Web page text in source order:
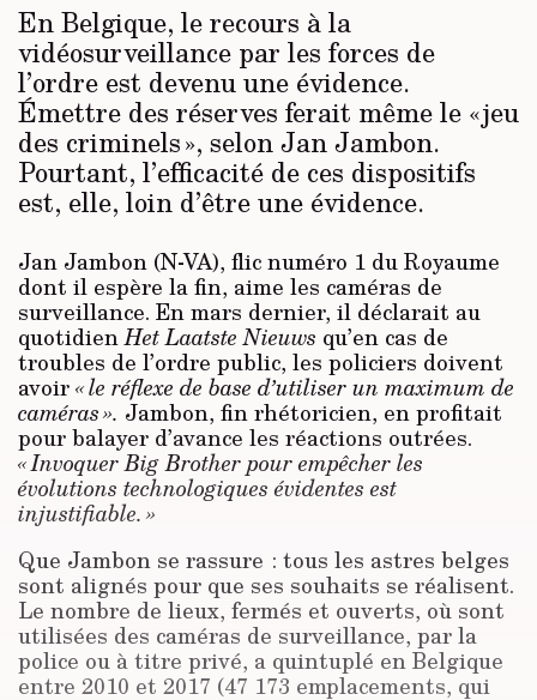
En Belgique, le recours à la
vidéosurveillance par les forces de
l’ordre est devenu une évidence.
Émettre des réserves ferait même le « jeu
des criminels », selon Jan Jambon.
Pourtant, l’efficacité de ces dispositifs
est, elle, loin d’être une évidence.
Jan Jambon (N-VA), flic numéro 1 du Royaume
dont il espère la fin, aime les caméras de
surveillance. En mars dernier, il déclarait au
quotidienHet Laatste Nieuws qu’en cas de
troubles de l’ordre public, les policiers doivent
avoir« le réflexe de base d’utiliser un maximum de
caméras ». Jambon, fin rhétoricien, en profitait
pour balayer d’avance les réactions outrées.
« Invoquer Big Brother pour empêcher les
évolutions technologiques évidentes est
injustifiable. »
Que Jambon se rassure : tous les astres belges
sont alignés pour que ses souhaits se réalisent.
Le nombre de lieux, fermés et ouverts, où sont
utilisées des caméras de surveillance, par la
police ou à titre privé, a quintuplé en Belgique
entre 2010 et 2017 (47 173 emplacements, qui